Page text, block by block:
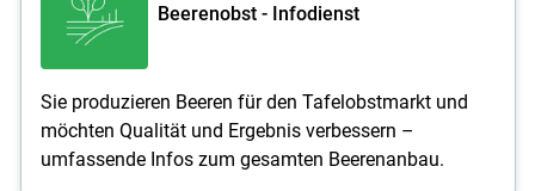
Beerenobst - Infodienst
Sie produzieren Beeren für den Tafelobstmarkt und
möchten Qualität und Ergebnis verbessern –
umfassende Infos zum gesamten Beerenanbau.